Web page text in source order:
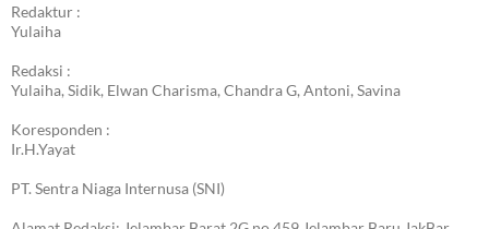
Redaktur :
Yulaiha
Redaksi :
Yulaiha, Sidik, Elwan Charisma, Chandra G, Antoni, Savina
Koresponden :
Ir.H.Yayat
PT. Sentra Niaga Internusa (SNI)